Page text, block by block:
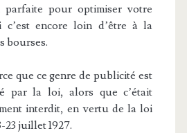
pour optimiser votre
c’est encore loin d’être à la
bourses.
que ce genre de publicité est
par la loi, alors que c’était
interdit, en vertu de la loi
23 juillet 1927.